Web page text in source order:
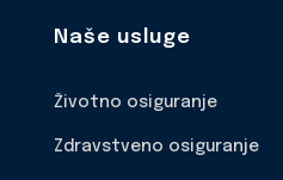
Naše usluge
Životno osiguranje
Zdravstveno osiguranje